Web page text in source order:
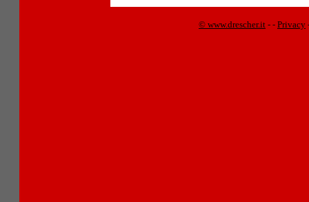
© www.drescher.it - - Privacy